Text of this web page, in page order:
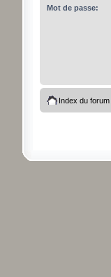
Mot de passe:
Index du forum